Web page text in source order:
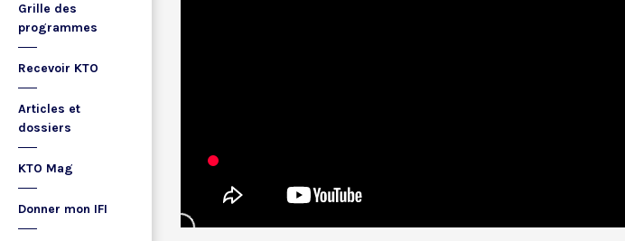
Grille des
programmes
Recevoir KTO
Articles et
dossiers
KTO Mag
Donner mon IFI